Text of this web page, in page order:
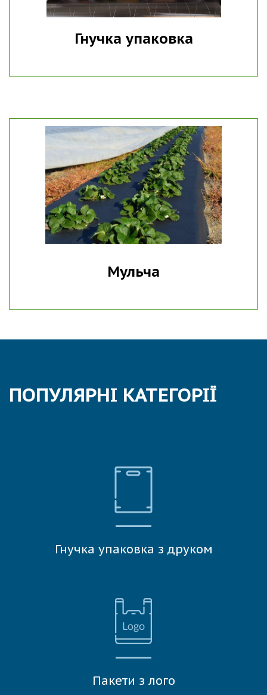
Гнучка упаковка
Мульча
ПОПУЛЯРНІ КАТЕГОРІЇ
Гнучка упаковка з друком
Пакети з лого